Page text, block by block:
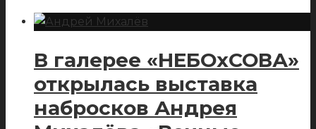
В галерее «НЕБОхСОВА»
открылась выставка
набросков Андрея